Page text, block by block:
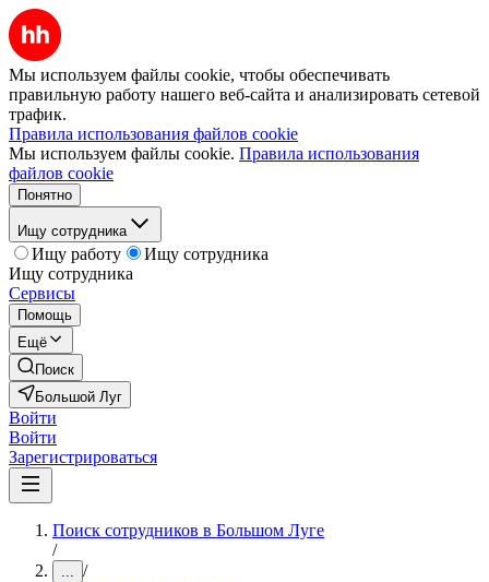
Мы используем файлы cookie, чтобы обеспечивать
правильную работу нашего веб-сайта и анализировать сетевой
трафик.
Правила использования файлов cookie
Мы используем файлы cookie. Правила использования
файлов cookie
Понятно
Ищу сотрудника
Ищу работу
Ищу сотрудника
Ищу сотрудника
Сервисы
Помощь
Ещё
Поиск
Большой Луг
Войти
Войти
Зарегистрироваться
Поиск сотрудников в Большом Луге
/
... /